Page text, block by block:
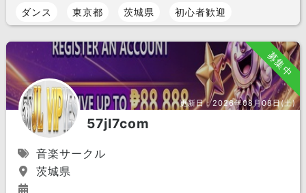
ダンス 東京都 茨城県 初心者歓迎
募集中
更新日：2026年08月08日(土)
57jl7com
音楽サークル
茨城県